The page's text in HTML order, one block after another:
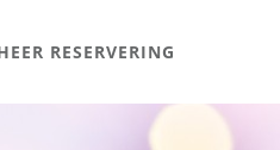
RESERVERING